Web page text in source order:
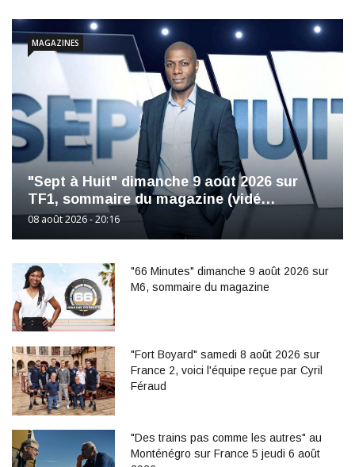
"Sept à Huit" dimanche 9 août 2026 sur
TF1, sommaire du magazine (vidé…
08 août 2026 - 20:16
MAGAZINES
"66 Minutes" dimanche 9 août 2026 sur
M6, sommaire du magazine
"Fort Boyard" samedi 8 août 2026 sur
France 2, voici l'équipe reçue par Cyril
Féraud
"Des trains pas comme les autres" au
Monténégro sur France 5 jeudi 6 août